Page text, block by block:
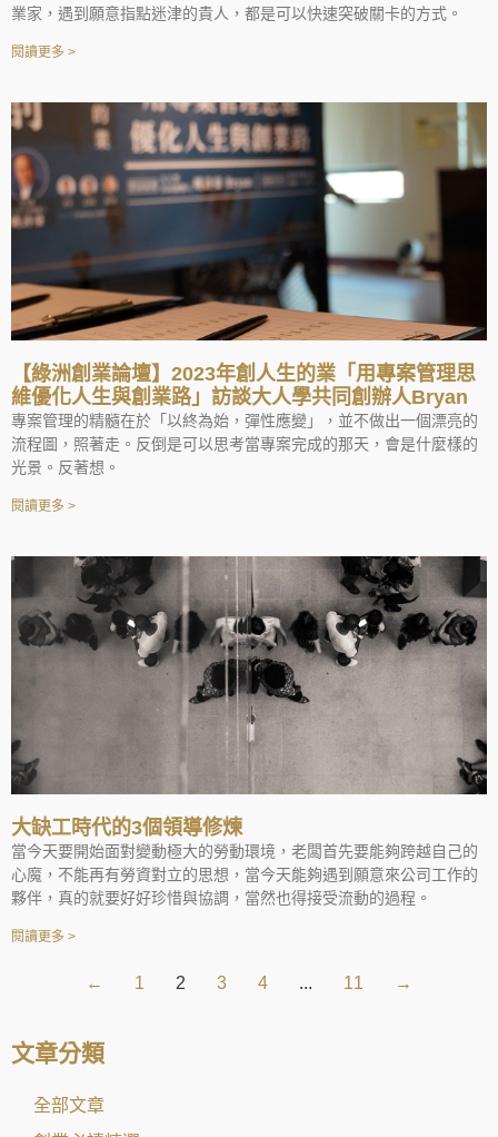
業家，遇到願意指點迷津的貴人，都是可以快速突破關卡的方式。
閱讀更多 >
【綠洲創業論壇】2023年創人生的業「用專案管理思
維優化人生與創業路」訪談大人學共同創辦人Bryan
專案管理的精髓在於「以終為始，彈性應變」，並不做出一個漂亮的
流程圖，照著走。反倒是可以思考當專案完成的那天，會是什麼樣的
光景。反著想。
閱讀更多 >
大缺工時代的3個領導修煉
當今天要開始面對變動極大的勞動環境，老闆首先要能夠跨越自己的
心魔，不能再有勞資對立的思想，當今天能夠遇到願意來公司工作的
夥伴，真的就要好好珍惜與協調，當然也得接受流動的過程。
閱讀更多 >
← 1 2 3 4 ... 11 →
文章分類
全部文章